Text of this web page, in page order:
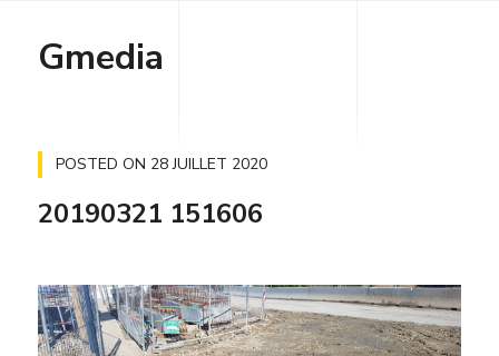
Gmedia
POSTED ON 28 JUILLET 2020
20190321 151606